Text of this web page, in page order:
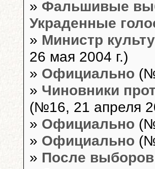
» Фальшивые
Украденные
» Министр
26 мая 2004 г.)
» Официально
» Чиновники
(№16, 21 апреля
» Официально
» Официально
» После